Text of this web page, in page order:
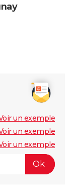
un exemple
un exemple
un exemple